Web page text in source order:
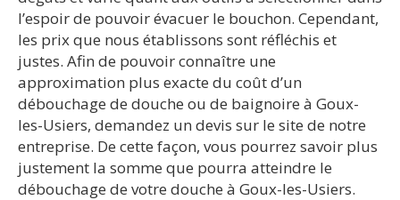
l’espoir de pouvoir évacuer le bouchon. Cependant,
les prix que nous établissons sont réfléchis et
justes. Afin de pouvoir connaître une
approximation plus exacte du coût d’un
débouchage de douche ou de baignoire à Goux-
les-Usiers, demandez un devis sur le site de notre
entreprise. De cette façon, vous pourrez savoir plus
justement la somme que pourra atteindre le
débouchage de votre douche à Goux-les-Usiers.